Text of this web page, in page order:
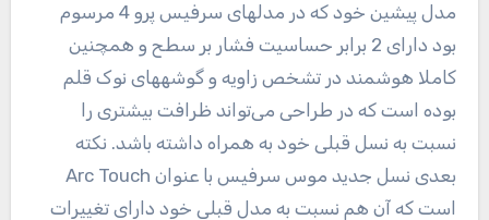
مدل پیشین خود که در مدلهای سرفیس پرو 4 مرسوم
بود دارای 2 برابر حساسیت فشار بر سطح و همچنین
کاملا هوشمند در تشخص زاویه و گوشههای نوک قلم
بوده است که در طراحی می‌تواند ظرافت بیشتری را
نسبت به نسل قبلی خود به همراه داشته باشد. نکته
بعدی نسل جدید موس سرفیس با عنوان Arc Touch
است که آن هم نسبت به مدل قبلی خود دارای تغییرات